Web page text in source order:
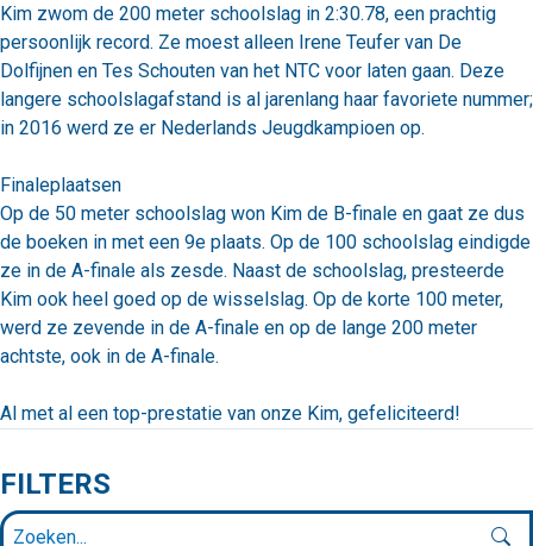
Kim zwom de 200 meter schoolslag in 2:30.78, een prachtig
persoonlijk record. Ze moest alleen Irene Teufer van De
Dolfijnen en Tes Schouten van het NTC voor laten gaan. Deze
langere schoolslagafstand is al jarenlang haar favoriete nummer;
in 2016 werd ze er Nederlands Jeugdkampioen op.
Finaleplaatsen
Op de 50 meter schoolslag won Kim de B-finale en gaat ze dus
de boeken in met een 9e plaats. Op de 100 schoolslag eindigde
ze in de A-finale als zesde. Naast de schoolslag, presteerde
Kim ook heel goed op de wisselslag. Op de korte 100 meter,
werd ze zevende in de A-finale en op de lange 200 meter
achtste, ook in de A-finale.
Al met al een top-prestatie van onze Kim, gefeliciteerd!
FILTERS